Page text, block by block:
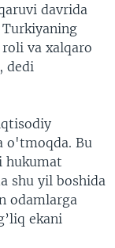
davrida
va xalqaro
dedi
o'tmoqda. Bu
hukumat
shu yil boshida
odamlarga
ekani